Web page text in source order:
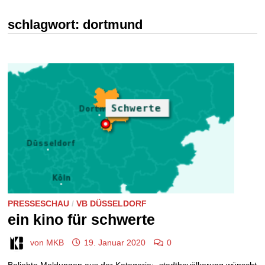
schlagwort: dortmund
PRESSESCHAU/ VB DÜSSELDORF
ein kino für schwerte
von MKB 19. Januar 2020 0